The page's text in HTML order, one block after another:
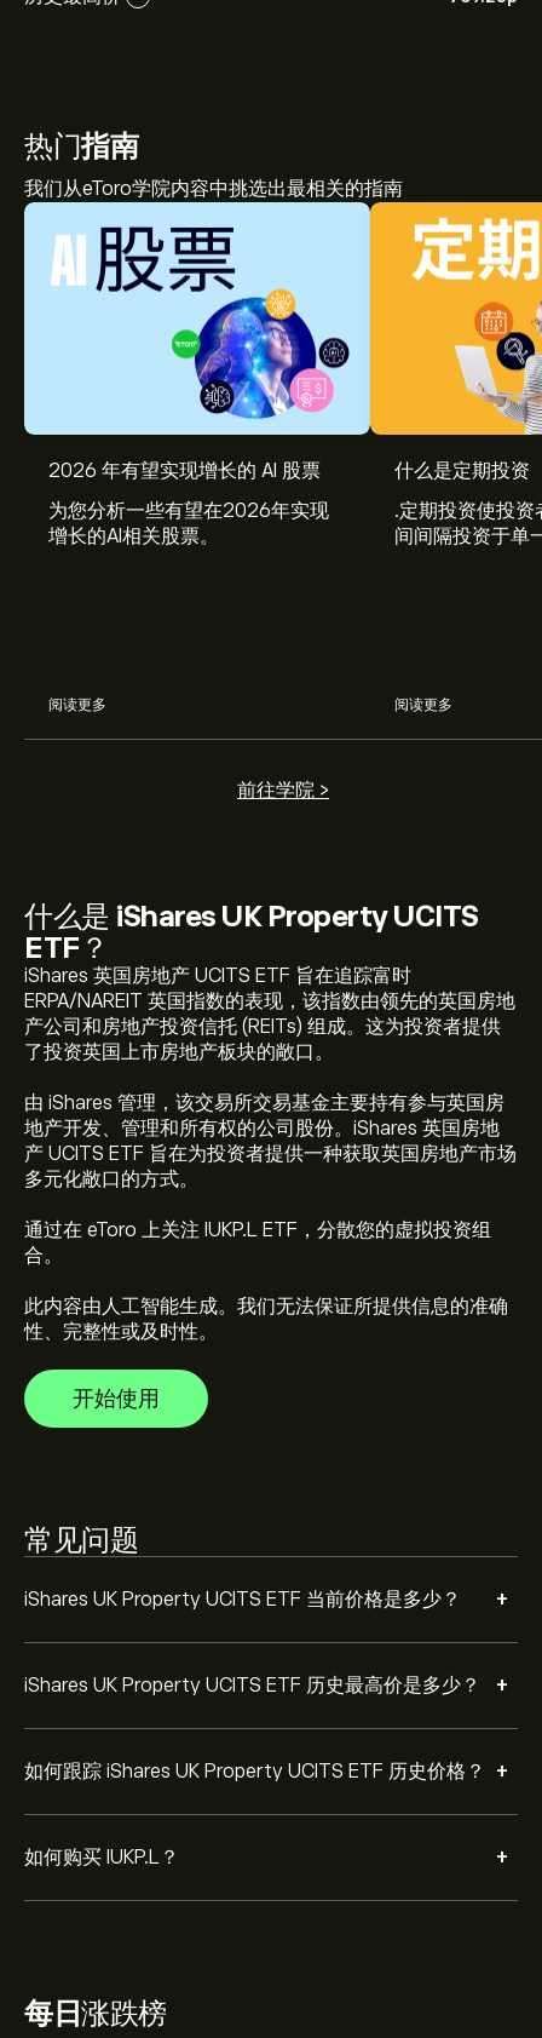
什么是 iShares UK Property UCITS
ETF ？
iShares 英国房地产 UCITS ETF 旨在追踪富时
ERPA/NAREIT 英国指数的表现，该指数由领先的英国房地
产公司和房地产投资信托 (REITs) 组成。这为投资者提供
了投资英国上市房地产板块的敞口。
由 iShares 管理，该交易所交易基金主要持有参与英国房
地产开发、管理和所有权的公司股份。iShares 英国房地
产 UCITS ETF 旨在为投资者提供一种获取英国房地产市场
多元化敞口的方式。
通过在 eToro 上关注 IUKP.L ETF，分散您的虚拟投资组
合。
此内容由人工智能生成。我们无法保证所提供信息的准确
性、完整性或及时性。
开始使用
热门指南
我们从eToro学院内容中挑选出最相关的指南
2026 年有望实现增长的 AI 股票
为您分析一些有望在2026年实现
增长的AI相关股票。
阅读更多
什么是定期投资
.定期投资使投
间间隔投资于单
阅读更多
前往学院 >
常见问题
iShares UK Property UCITS ETF 当前价格是多少？ +
iShares UK Property UCITS ETF 历史最高价是多少？ +
iShares UK Property UCITS ETF 历史最高价为
709.2500‎p‎ 美元
如何跟踪 iShares UK Property UCITS ETF 历史价格？ +
选择 eToro 图表上的“1 天”或“1 周”时间范围，并将其缩
价格走势。iShares UK Property UCITS ETF 在过去一年
的价格区间为 51.98‎p‎。
如何购买 IUKP.L？ +
如欲购买 IUKP.L，请访问 eToro 网站的“iShares UK
Property UCITS ETF (IUKP.L)”页面。创建账户并入金后，
点击“交易”按钮并决定购买多少 iShares UK Property
UCITS ETF。您也可以设定指令，在未来以特定价格购买
每日涨跌榜